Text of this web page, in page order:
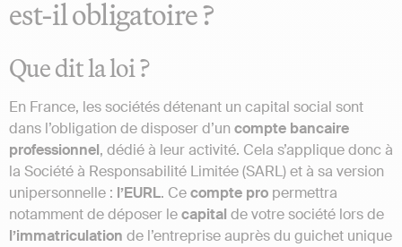
est-il obligatoire ?
Que dit la loi ?
En France, les sociétés détenant un capital social sont
dans l’obligation de disposer d’un compte bancaire
professionnel, dédié à leur activité. Cela s’applique donc à
la Société à Responsabilité Limitée (SARL) et à sa version
unipersonnelle : l’EURL. Cecompte pro permettra
notamment de déposer lecapital de votre société lors de
l’immatriculation de l’entreprise auprès du guichet unique